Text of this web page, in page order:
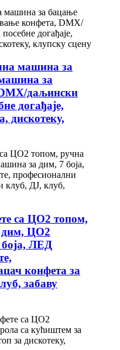
машина за
за
даљински
догађаје,
дискотеку,
са ЦО2 топом,
дим, ЦО2
ЛЕД
конфета за
забаву